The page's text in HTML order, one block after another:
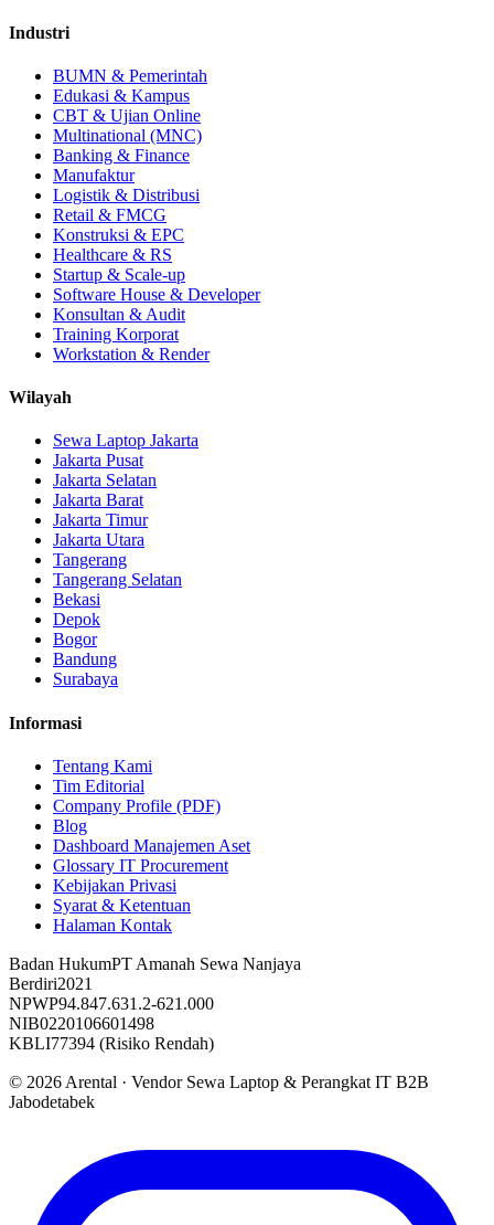
Industri
BUMN & Pemerintah
Edukasi & Kampus
CBT & Ujian Online
Multinational (MNC)
Banking & Finance
Manufaktur
Logistik & Distribusi
Retail & FMCG
Konstruksi & EPC
Healthcare & RS
Startup & Scale-up
Software House & Developer
Konsultan & Audit
Training Korporat
Workstation & Render
Wilayah
Sewa Laptop Jakarta
Jakarta Pusat
Jakarta Selatan
Jakarta Barat
Jakarta Timur
Jakarta Utara
Tangerang
Tangerang Selatan
Bekasi
Depok
Bogor
Bandung
Surabaya
Informasi
Tentang Kami
Tim Editorial
Company Profile (PDF)
Blog
Dashboard Manajemen Aset
Glossary IT Procurement
Kebijakan Privasi
Syarat & Ketentuan
Halaman Kontak
Badan HukumPT Amanah Sewa Nanjaya
Berdiri2021
NPWP94.847.631.2-621.000
NIB0220106601498
KBLI77394 (Risiko Rendah)
© 2026 Arental · Vendor Sewa Laptop & Perangkat IT B2B
Jabodetabek